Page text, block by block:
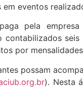
eventos
paga pela
contabilizados
por
possam
). Nesta